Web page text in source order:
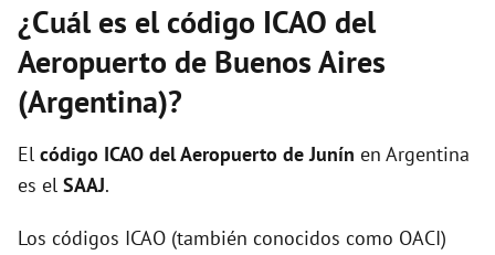
¿Cuál es el código ICAO del
Aeropuerto de Buenos Aires
(Argentina)?
El código ICAO delAeropuerto de Junín en Argentina
es el SAAJ.
Los códigos ICAO (también conocidos como OACI)